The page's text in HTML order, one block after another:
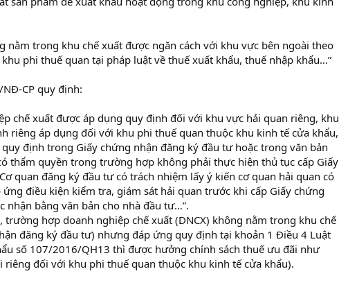
nằm trong khu chế xuất được ngăn cách với khu vực bên ngoài theo
phi thuế quan tại pháp luật về thuế xuất khẩu, thuế nhập khẩu…”
CP quy định:
chế xuất được áp dụng quy định đối với khu vực hải quan riêng, khu
riêng áp dụng đối với khu phi thuế quan thuộc khu kinh tế cửa khẩu,
định trong Giấy chứng nhận đăng ký đầu tư hoặc trong văn bản
thẩm quyền trong trường hợp không phải thực hiện thủ tục cấp Giấy
quan đăng ký đầu tư có trách nhiệm lấy ý kiến cơ quan hải quan có
điều kiện kiểm tra, giám sát hải quan trước khi cấp Giấy chứng
nhận bằng văn bản cho nhà đầu tư…”.
trường hợp doanh nghiệp chế xuất (DNCX) không nằm trong khu chế
đăng ký đầu tư) nhưng đáp ứng quy định tại khoản 1 Điều 4 Luật
số 107/2016/QH13 thì được hưởng chính sách thuế ưu đãi như
đối với khu phi thuế quan thuộc khu kinh tế cửa khẩu).